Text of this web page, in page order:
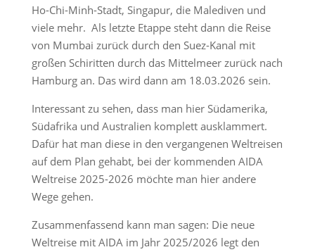
Ho-Chi-Minh-Stadt, Singapur, die Malediven und
viele mehr. Als letzte Etappe steht dann die Reise
von Mumbai zurück durch den Suez-Kanal mit
großen Schiritten durch das Mittelmeer zurück nach
Hamburg an. Das wird dann am 18.03.2026 sein.
Interessant zu sehen, dass man hier Südamerika,
Südafrika und Australien komplett ausklammert.
Dafür hat man diese in den vergangenen Weltreisen
auf dem Plan gehabt, bei der kommenden AIDA
Weltreise 2025-2026 möchte man hier andere
Wege gehen.
Zusammenfassend kann man sagen: Die neue
Weltreise mit AIDA im Jahr 2025/2026 legt den